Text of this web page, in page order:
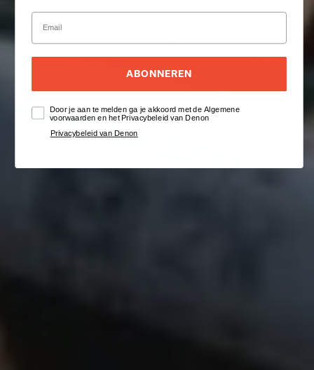
ABONNEREN
Door je aan te melden ga je akkoord met de Algemene
voorwaarden en het Privacybeleid van Denon
Privacybeleid van Denon